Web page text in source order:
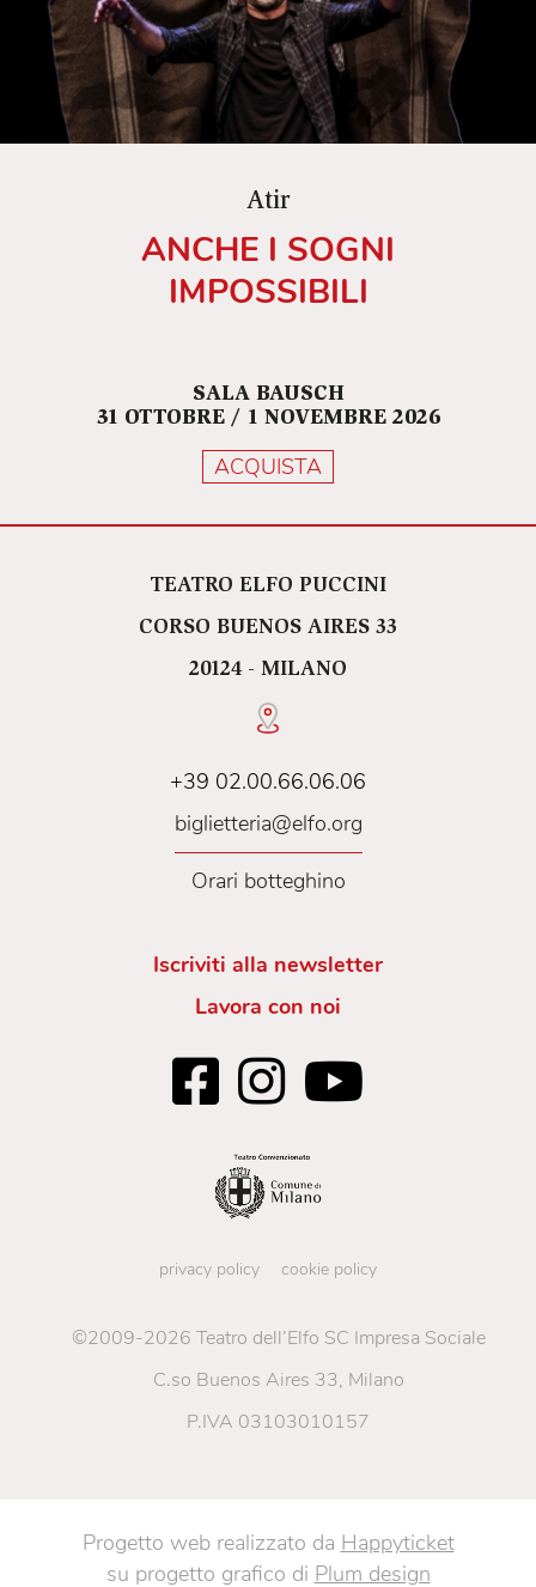
Atir
ANCHE I SOGNI
IMPOSSIBILI
SALA BAUSCH
31 OTTOBRE / 1 NOVEMBRE 2026
ACQUISTA
TEATRO ELFO PUCCINI
CORSO BUENOS AIRES 33
20124 - MILANO
+39 02.00.66.06.06
biglietteria@elfo.org
Orari botteghino
Iscriviti alla newsletter
Lavora con noi
privacy policy cookie policy
©2009-2026 Teatro dell’Elfo SC Impresa Sociale
C.so Buenos Aires 33, Milano
P.IVA 03103010157
Progetto web realizzato da Happyticket
su progetto grafico di Plum design